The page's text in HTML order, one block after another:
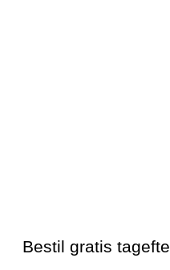
Bestil gratis